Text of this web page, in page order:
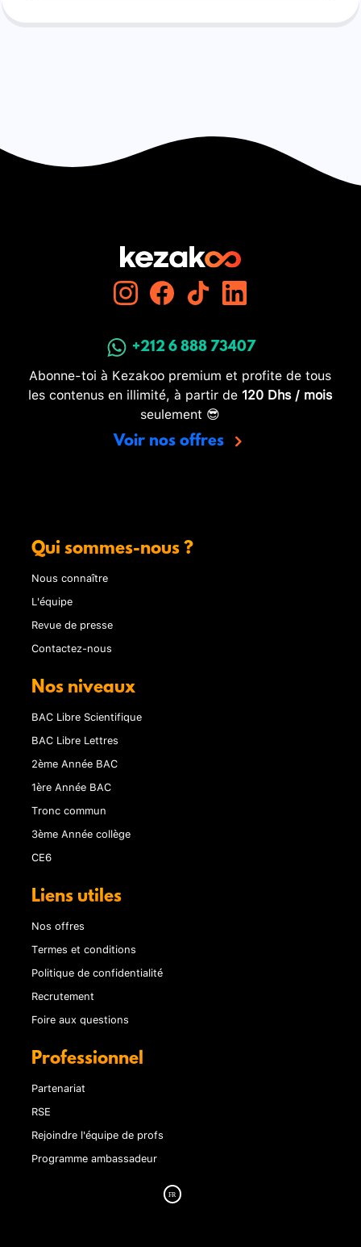
+212 6 888 73407
Abonne-toi à Kezakoo premium et profite de tous
les contenus en illimité, à partir de 120 Dhs / mois
seulement 😎
Voir nos offres
Qui sommes-nous ?
Nous connaître
L'équipe
Revue de presse
Contactez-nous
Nos niveaux
BAC Libre Scientifique
BAC Libre Lettres
2ème Année BAC
1ère Année BAC
Tronc commun
3ème Année collège
CE6
Liens utiles
Nos offres
Termes et conditions
Politique de confidentialité
Recrutement
Foire aux questions
Professionnel
Partenariat
RSE
Rejoindre l'équipe de profs
Programme ambassadeur